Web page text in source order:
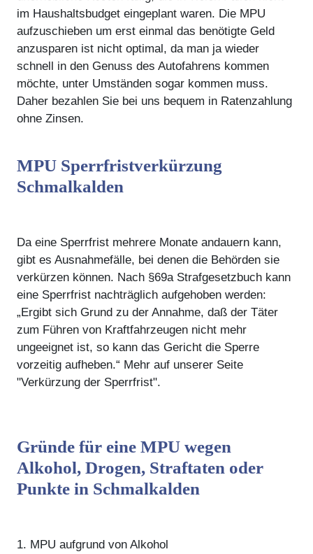
im Haushaltsbudget eingeplant waren. Die MPU
aufzuschieben um erst einmal das benötigte Geld
anzusparen ist nicht optimal, da man ja wieder
schnell in den Genuss des Autofahrens kommen
möchte, unter Umständen sogar kommen muss.
Daher bezahlen Sie bei uns bequem in Ratenzahlung
ohne Zinsen.
MPU Sperrfristverkürzung
Schmalkalden
Da eine Sperrfrist mehrere Monate andauern kann,
gibt es Ausnahmefälle, bei denen die Behörden sie
verkürzen können. Nach §69a Strafgesetzbuch kann
eine Sperrfrist nachträglich aufgehoben werden:
„Ergibt sich Grund zu der Annahme, daß der Täter
zum Führen von Kraftfahrzeugen nicht mehr
ungeeignet ist, so kann das Gericht die Sperre
vorzeitig aufheben.“ Mehr auf unserer Seite
"Verkürzung der Sperrfrist".
Gründe für eine MPU wegen
Alkohol, Drogen, Straftaten oder
Punkte in Schmalkalden
1. MPU aufgrund von Alkohol